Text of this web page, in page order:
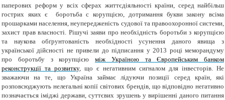
паперових реформ у всіх сферах життєдіяльності країни, серед найбільш
гострих яких є боротьба с корупцією, дотримання букви закону всіма
прошарками населення, неупередженість судової та правоохоронної системи,
захист прав власності. Рішучі заяви про необхідність боротьби з корупцією
та наукова обґрунтованість необхідності усунення даного явища з
української дійсності не привели до підписання у 2013 році меморандуму
про боротьбу з корупцією між Україною та Європейським банком
реконструкції та розвитку, що є негативним сигналом для інвесторів. Не
зважаючи на те, що Україна займає лідуючи позиції серед країн, які
розповсюджують нелегальні копії світових брендів, що відповідно негативно
позначається іміджі держави, суттєвих зрушень у вирішенні даного питання